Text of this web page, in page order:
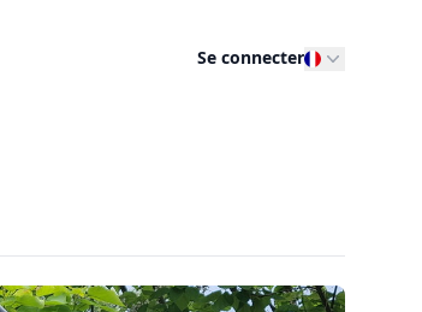
Se connecter